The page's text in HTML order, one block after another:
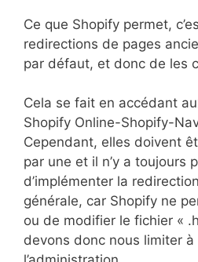
Ce que Shopify permet,
redirections de pages
par défaut, et donc de les
Cela se fait en accédant
Shopify Online-Shopify-
Cependant, elles doivent
par une et il n’y a toujours
d’implémenter la
générale, car Shopify ne
ou de modifier le fichier «
devons donc nous limiter